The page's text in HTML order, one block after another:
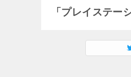
「プレイステー